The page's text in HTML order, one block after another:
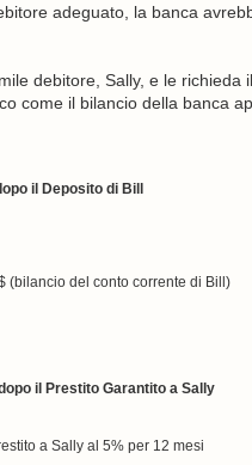
adeguato, la banca
debitore, Sally, e le
come il bilancio della banca
il Deposito di Bill
(bilancio del conto corrente di Bill)
il Prestito Garantito a Sally
a Sally al 5% per 12 mesi